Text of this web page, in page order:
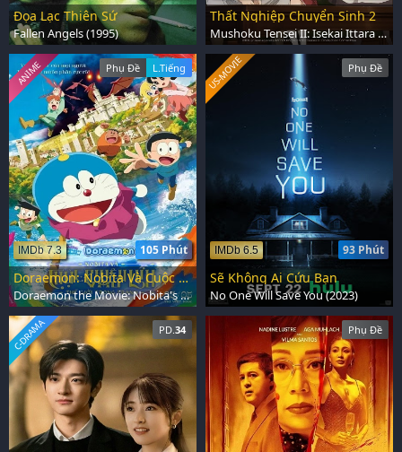
Đọa Lạc Thiên Sứ
Fallen Angels (1995)
Thất Nghiệp Chuyển Sinh 2
Mushoku Tensei II: Isekai Ittara Honki Dasu (2024)
Phụ Đề L.Tiếng
105 Phút
IMDb 7.3
ANIME
Doraemon: Nobita Và Cuộc Phiêu Lưu Vào Thế Giới Trong Tranh
Doraemon the Movie: Nobita's Art World Tales (2025)
Phụ Đề
93 Phút
IMDb 6.5
US-MOVIE
Sẽ Không Ai Cứu Bạn
No One Will Save You (2023)
PD.34
C-DRAMA Phụ Đề